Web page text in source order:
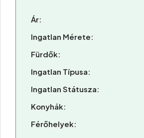
Ár:
Ingatlan Mérete:
Fürdők:
Ingatlan Típusa:
Ingatlan Státusza:
Konyhák:
Férőhelyek: